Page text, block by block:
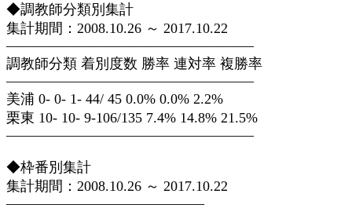
◆調教師分類別集計
集計期間：2008.10.26 ～ 2017.10.22
—————————————————–
調教師分類 着別度数 勝率 連対率 複勝率
—————————————————–
美浦 0- 0- 1- 44/ 45 0.0% 0.0% 2.2%
栗東 10- 10- 9-106/135 7.4% 14.8% 21.5%
—————————————————–
◆枠番別集計
集計期間：2008.10.26 ～ 2017.10.22
——————————————